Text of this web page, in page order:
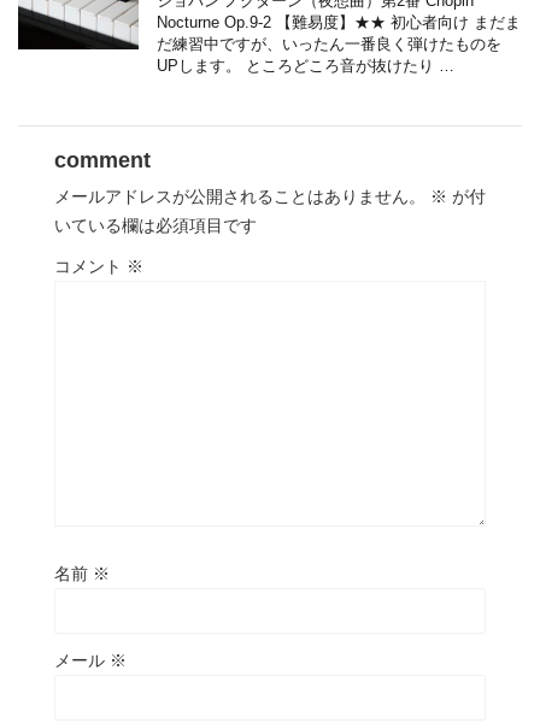
Nocturne Op.9-2 【難易度】★★ 初心者向け まだま
だ練習中ですが、いったん一番良く弾けたものを
UPします。 ところどころ音が抜けたり …
comment
メールアドレスが公開されることはありません。 ※ が付
いている欄は必須項目です
コメント ※
名前 ※
メール ※